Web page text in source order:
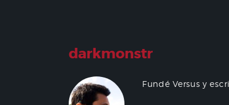
darkmonstr
Fundé Versus y